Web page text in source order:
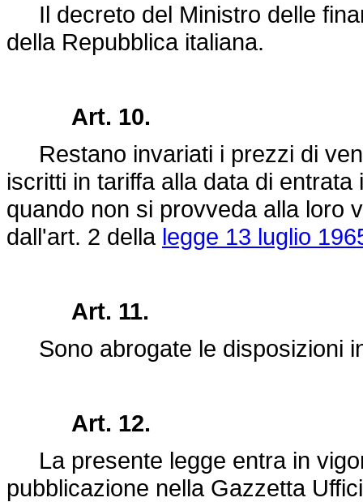
Il decreto del Ministro delle
della Repubblica italiana.
Art. 10.
Restano invariati i prezzi di
iscritti in tariffa alla data di
quando non si provveda alla loro
dall'art. 2 della legge 13 luglio
Art. 11.
Sono abrogate le disposizioni
Art. 12.
La presente legge entra in
pubblicazione nella Gazzetta